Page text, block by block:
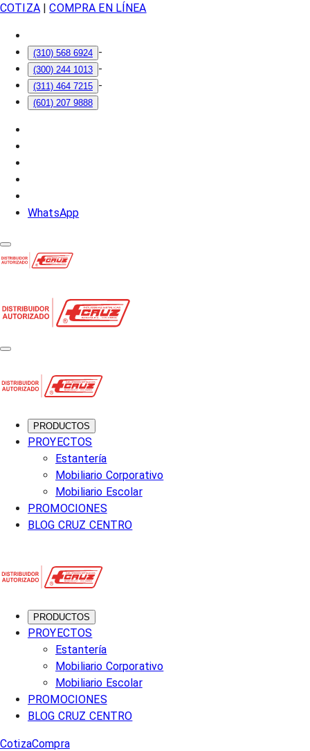
COTIZA| COMPRA EN LÍNEA
(310) 568 6924 -
(300) 244 1013 -
(311) 464 7215 -
(601) 207 9888
WhatsApp
PRODUCTOS
PROYECTOS
Estantería
Mobiliario Corporativo
Mobiliario Escolar
PROMOCIONES
BLOG CRUZ CENTRO
PRODUCTOS
PROYECTOS
Estantería
Mobiliario Corporativo
Mobiliario Escolar
PROMOCIONES
BLOG CRUZ CENTRO
CotizaCompra